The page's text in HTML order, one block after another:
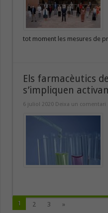
tot moment les mesures de
Els farmacèutics
s’impliquen
6 juliol 2020 Deixa un comentari
1 2 3 »